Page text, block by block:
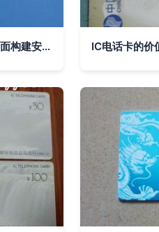
高效智能｜TCP/IP接口IC卡读卡器，全面构建安全防护系统